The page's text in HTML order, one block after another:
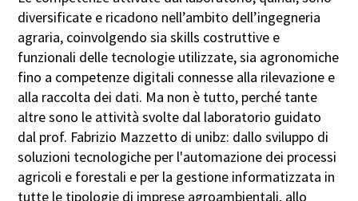
diversificate e ricadono nell’ambito dell’ingegneria
agraria, coinvolgendo sia skills costruttive e
funzionali delle tecnologie utilizzate, sia agronomiche
fino a competenze digitali connesse alla rilevazione e
alla raccolta dei dati. Ma non è tutto, perché tante
altre sono le attività svolte dal laboratorio guidato
dal prof. Fabrizio Mazzetto di unibz: dallo sviluppo di
soluzioni tecnologiche per l'automazione dei processi
agricoli e forestali e per la gestione informatizzata in
tutte le tipologie di imprese agroambientali, allo